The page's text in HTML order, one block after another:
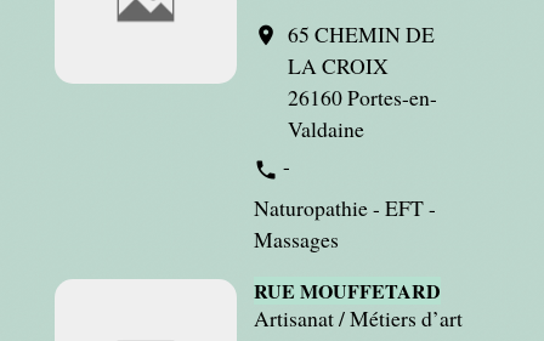
location_on 65 CHEMIN DE
LA CROIX
26160 Portes-en-
Valdaine
phone -
Naturopathie - EFT -
Massages
RUE MOUFFETARD
Artisanat / Métiers d’art